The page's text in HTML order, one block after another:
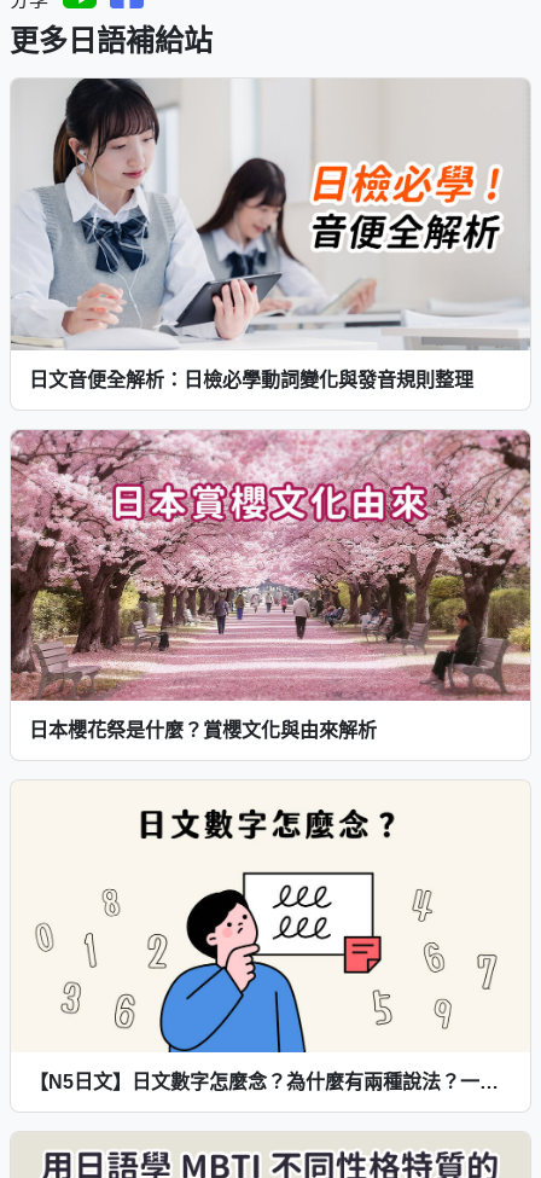
更多日語補給站
日文音便全解析：日檢必學動詞變化與發音規則整理
日本櫻花祭是什麼？賞櫻文化與由來解析
【N5日文】日文數字怎麼念？為什麼有兩種說法？一次搞懂日本數字念法！